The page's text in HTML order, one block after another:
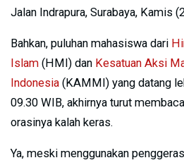
Jalan Indrapura, Surabaya, Kamis
Bahkan, puluhan mahasiswa dari
Islam (HMI) dan Kesatuan Aksi
Indonesia (KAMMI) yang datang
09.30 WIB, akhirnya turut
orasinya kalah keras.
Ya, meski menggunakan